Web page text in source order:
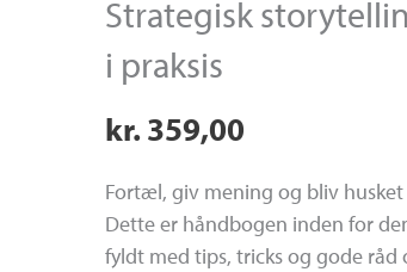
Strategisk
i praksis
kr.359,00
Fortæl, giv mening og bliv husket
Dette er håndbogen inden for
fyldt med tips, tricks og gode råd